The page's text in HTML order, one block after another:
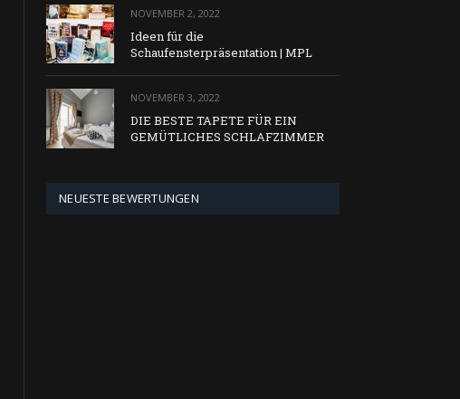
NOVEMBER 2, 2022
Ideen für die
Schaufensterpräsentation | MPL
NOVEMBER 3, 2022
DIE BESTE TAPETE FÜR EIN
GEMÜTLICHES SCHLAFZIMMER
NEUESTE BEWERTUNGEN